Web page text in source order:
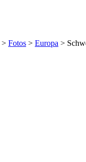
> Fotos > Europa >